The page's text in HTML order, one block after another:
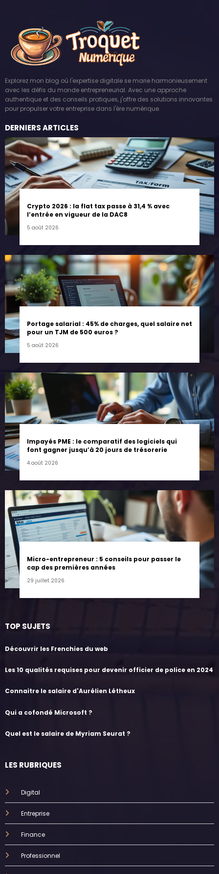
Explorez mon blog où l'expertise digitale se marie harmonieusement
avec les défis du monde entrepreneurial. Avec une approche
authentique et des conseils pratiques, j'offre des solutions innovantes
pour propulser votre entreprise dans l'ère numérique.
DERNIERS ARTICLES
Crypto 2026 : la flat tax passe à 31,4 % avec
l’entrée en vigueur de la DAC8
5 août 2026
Portage salarial : 45% de charges, quel salaire net
pour un TJM de 500 euros ?
5 août 2026
Impayés PME : le comparatif des logiciels qui
font gagner jusqu’à 20 jours de trésorerie
4 août 2026
Micro-entrepreneur : 5 conseils pour passer le
cap des premières années
29 juillet 2026
TOP SUJETS
Découvrir les Frenchies du web
Les 10 qualités requises pour devenir officier de police en 2024
Connaitre le salaire d'Aurélien Létheux
Qui a cofondé Microsoft ?
Quel est le salaire de Myriam Seurat ?
LES RUBRIQUES
Digital
Entreprise
Finance
Professionnel